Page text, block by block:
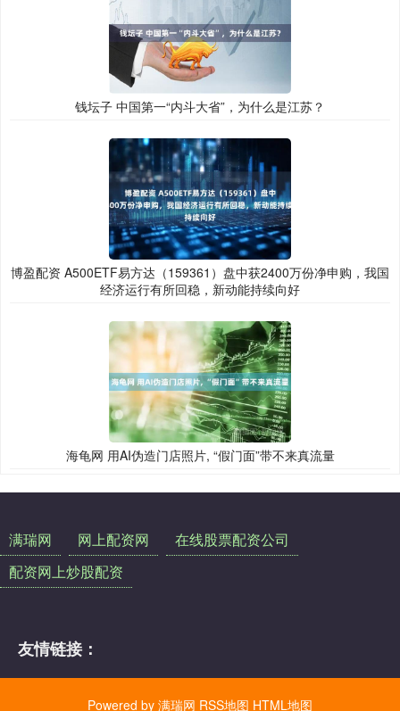
钱坛子 中国第一“内斗大省”，为什么是江苏？
博盈配资 A500ETF易方达（159361）盘中获2400万份净申购，我国
经济运行有所回稳，新动能持续向好
海龟网 用AI伪造门店照片, “假门面”带不来真流量
满瑞网 网上配资网
在线股票配资公司
配资网上炒股配资
友情链接：
Powered by 满瑞网 RSS地图 HTML地图